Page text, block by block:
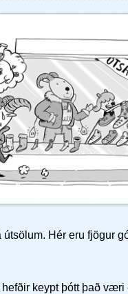
Hér eru fjögur
hefðir keypt þótt það